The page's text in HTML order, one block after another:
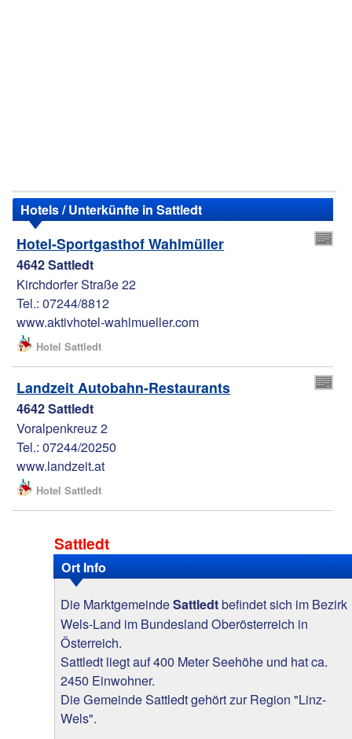
Hotels / Unterkünfte in Sattledt
Hotel-Sportgasthof Wahlmüller
4642 Sattledt
Kirchdorfer Straße 22
Tel.: 07244/8812
www.aktivhotel-wahlmueller.com
Hotel Sattledt
Landzeit Autobahn-Restaurants
4642 Sattledt
Voralpenkreuz 2
Tel.: 07244/20250
www.landzeit.at
Hotel Sattledt
Sattledt
Ort Info
Die MarktgemeindeSattledtbefindet sich im Bezirk
Wels-Land im Bundesland Oberösterreich in
Österreich.
Sattledt liegt auf 400 Meter Seehöhe und hat ca.
2450 Einwohner.
Die Gemeinde Sattledt gehört zur Region "Linz-
Wels".